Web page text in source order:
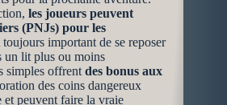
les joueurs peuvent
(PNJs) pour les
important de se reposer
un lit plus ou moins
simples offrent des bonus aux
des coins dangereux
et peuvent faire la vraie